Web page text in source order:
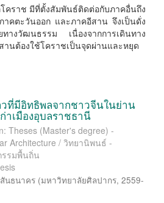
คราช มีที่ตั้งสัมพันธ์ติดต่อกับภาคอื่นถึง
คตะวันออก และภาคอีสาน จึงเป็นดั่ง
ทางวัฒนธรรม เนื่องจากการเดินทาง
านต้องใช้โคราชเป็นจุดผ่านและหยุด
วที่มีอิทธิพลจากชาวจีนในย่าน
าเมืองอุบลราชธานี
Theses (Master's degree) -
Architecture / วิทยานิพนธ์ -
รรมพื้นถิ่น
นธนาคร (มหาวิทยาลัยศิลปากร, 2559-